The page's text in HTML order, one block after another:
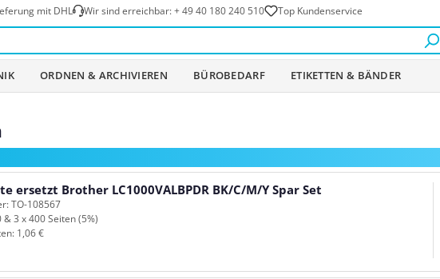
mit DHL Wir sind erreichbar:+ 49 40 180 240 510 Top Kundenservice
ORDNEN & ARCHIVIEREN BÜROBEDARF ETIKETTEN & BÄNDER
ersetzt Brother LC1000VALBPDR BK/C/M/Y Spar Set
TO-108567
3 x 400 Seiten (5%)
1,06 €